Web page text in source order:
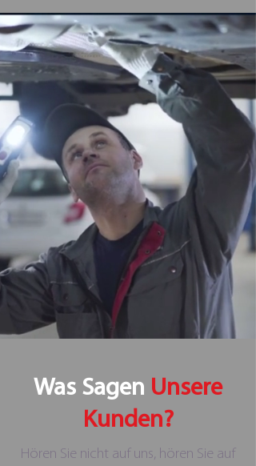
Was Sagen Unsere
Kunden?
Hören Sie nicht auf uns, hören Sie auf